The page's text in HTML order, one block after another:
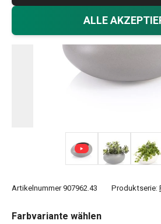
ALLE
Artikelnummer 907962.43 Produktserie:
Farbvariante wählen